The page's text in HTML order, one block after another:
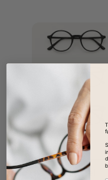
Vælg dit stel